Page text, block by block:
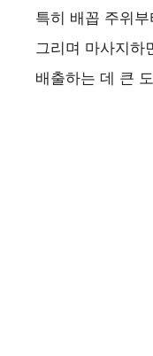
특히 배꼽 주위
그리며 마사지하
배출하는 데 큰